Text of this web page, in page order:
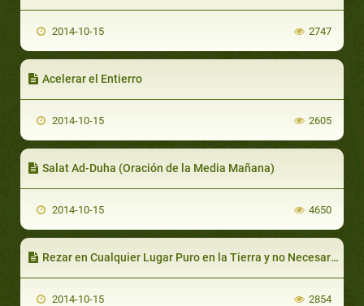
2014-10-15 2747
Acelerar el Entierro
2014-10-15 2605
Salat Ad-Duha (Oración de la Media Mañana)
2014-10-15 4650
Rezar en Cualquier Lugar Puro en la Tierra y no Necesariamente en una Alfombra
2014-10-15 2854